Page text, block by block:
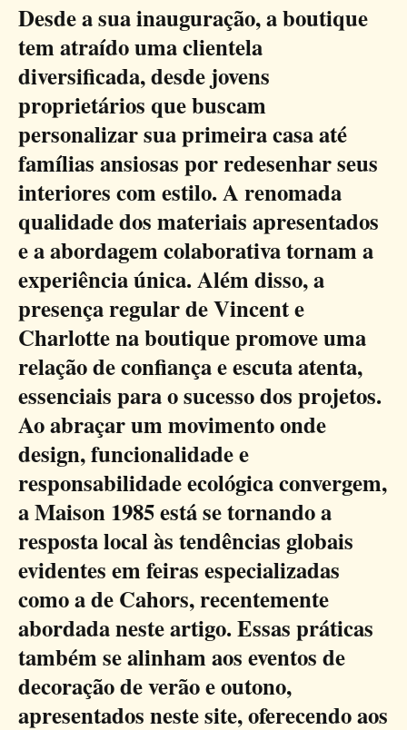
Desde a sua inauguração, a boutique
tem atraído uma clientela
diversificada, desde jovens
proprietários que buscam
personalizar sua primeira casa até
famílias ansiosas por redesenhar seus
interiores com estilo. A renomada
qualidade dos materiais apresentados
e a abordagem colaborativa tornam a
experiência única. Além disso, a
presença regular de Vincent e
Charlotte na boutique promove uma
relação de confiança e escuta atenta,
essenciais para o sucesso dos projetos.
Ao abraçar um movimento onde
design, funcionalidade e
responsabilidade ecológica convergem,
a Maison 1985 está se tornando a
resposta local às tendências globais
evidentes em feiras especializadas
como a de Cahors, recentemente
abordada neste artigo. Essas práticas
também se alinham aos eventos de
decoração de verão e outono,
apresentados neste site, oferecendo aos